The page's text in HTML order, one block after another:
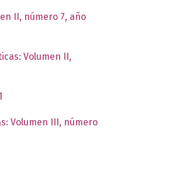
II, número 7, año
Volumen II,
Volumen III, número